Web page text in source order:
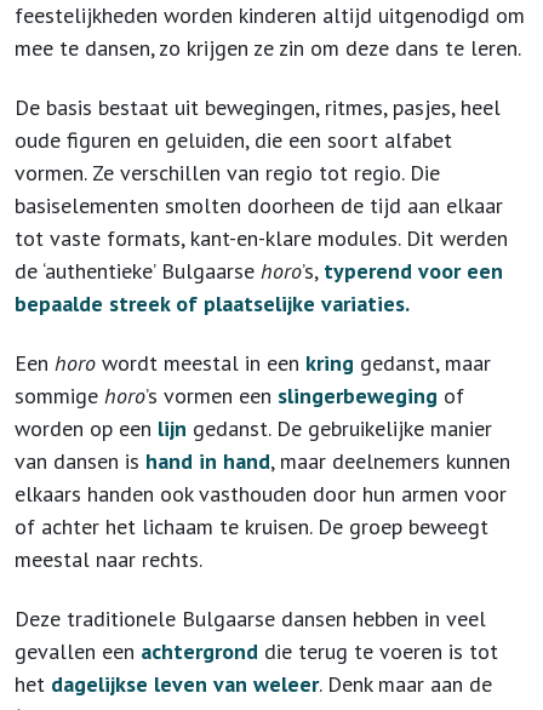
feestelijkheden worden kinderen altijd uitgenodigd om
mee te dansen, zo krijgen ze zin om deze dans te leren.
De basis bestaat uit bewegingen, ritmes, pasjes, heel
oude figuren en geluiden, die een soort alfabet
vormen. Ze verschillen van regio tot regio. Die
basiselementen smolten doorheen de tijd aan elkaar
tot vaste formats, kant-en-klare modules. Dit werden
de ‘authentieke’ Bulgaarse horo’s, typerend voor een
bepaalde streek of plaatselijke variaties.
Een horo wordt meestal in een kring gedanst, maar
sommige horo’s vormen een slingerbeweging of
worden op een lijn gedanst. De gebruikelijke manier
van dansen is hand in hand, maar deelnemers kunnen
elkaars handen ook vasthouden door hun armen voor
of achter het lichaam te kruisen. De groep beweegt
meestal naar rechts.
Deze traditionele Bulgaarse dansen hebben in veel
gevallen een achtergrond die terug te voeren is tot
het dagelijkse leven van weleer. Denk maar aan de